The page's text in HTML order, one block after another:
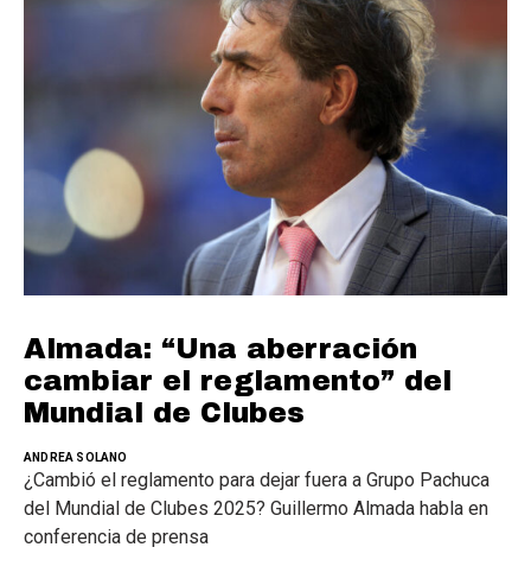
Almada: “Una aberración
cambiar el reglamento” del
Mundial de Clubes
ANDREA SOLANO
¿Cambió el reglamento para dejar fuera a Grupo Pachuca
del Mundial de Clubes 2025? Guillermo Almada habla en
conferencia de prensa